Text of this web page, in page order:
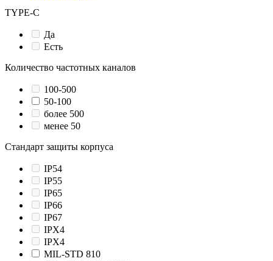
TYPE-C
Да
Есть
Количество частотных каналов
100-500
50-100
более 500
менее 50
Стандарт защиты корпуса
IP54
IP55
IP65
IP66
IP67
IPX4
IPХ4
MIL-STD 810